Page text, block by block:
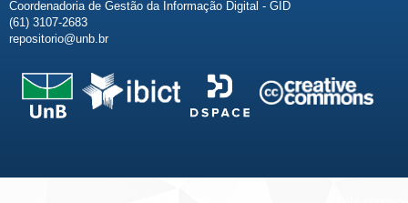
Coordenadoria de Gestão da Informação Digital - GID
(61) 3107-2683
repositorio@unb.br